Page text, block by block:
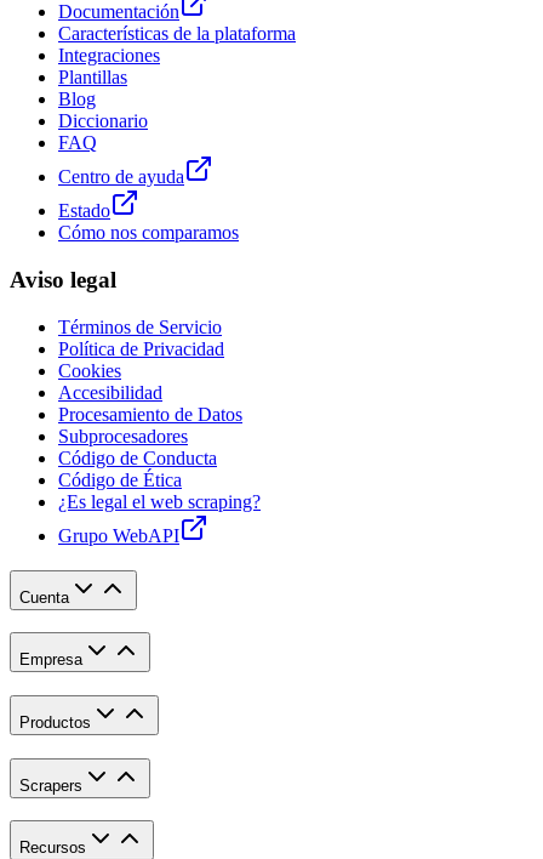
Documentación
Características de la plataforma
Integraciones
Plantillas
Blog
Diccionario
FAQ
Centro de ayuda
Estado
Cómo nos comparamos
Aviso legal
Términos de Servicio
Política de Privacidad
Cookies
Accesibilidad
Procesamiento de Datos
Subprocesadores
Código de Conducta
Código de Ética
¿Es legal el web scraping?
Grupo WebAPI
Cuenta
Empresa
Productos
Scrapers
Recursos